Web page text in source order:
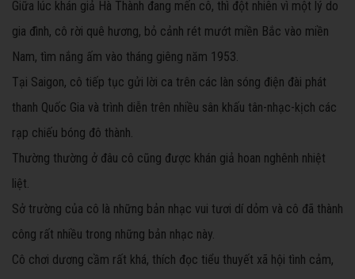
Giữa lúc khán giả Hà Thành đang mến cô, thì đột nhiên vì một lý do
gia đình, cô rời quê hương, bỏ cảnh rét mướt miền Bắc vào miền
Nam, tìm nắng ấm vào tháng giêng năm 1953.
Tại Saigon, cô tiếp tục gửi lời ca trên các làn sóng điện đài phát
thanh Quốc Gia và trình diễn trên nhiều sân khấu tân-nhạc-kịch các
rạp chiếu bóng đô thành.
Thường thường ở đâu cô cũng được khán giả hoan nghênh nhiệt
liệt.
Sở trường của cô là những bản nhạc vui tươi dí dỏm và cô đã thành
công rất nhiều trong những bản nhạc này.
Cô chơi dương cầm rất khá, thích đọc tiểu thuyết xã hội tình cảm,